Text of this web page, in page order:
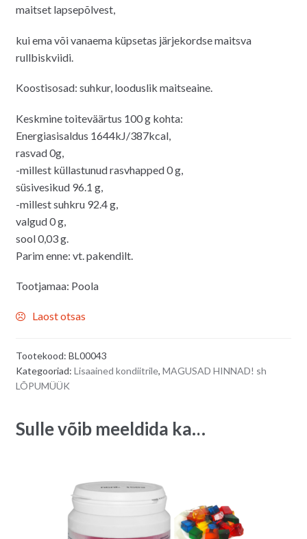
maitset lapsepõlvest,
kui ema või vanaema küpsetas järjekordse maitsva
rullbiskviidi.
Koostisosad: suhkur, looduslik maitseaine.
Keskmine toiteväärtus 100 g kohta:
Energiasisaldus 1644kJ/387kcal,
rasvad 0g,
-millest küllastunud rasvhapped 0 g,
süsivesikud 96.1 g,
-millest suhkru 92.4 g,
valgud 0 g,
sool 0,03 g.
Parim enne: vt. pakendilt.
Tootjamaa: Poola
Laost otsas
Tootekood: BL00043
Kategooriad: Lisaained kondiitrile, MAGUSAD HINNAD! sh
LÕPUMÜÜK
Sulle võib meeldida ka…